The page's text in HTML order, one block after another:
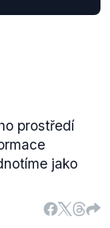
prostředí
jako